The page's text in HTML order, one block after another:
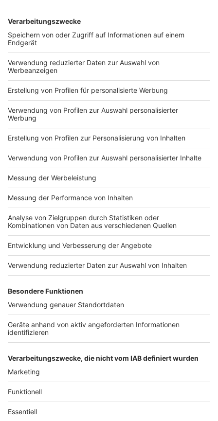
Stabil bleibt zunächst die Situation auf den
Intensivstationen der Krankenhäuser in Münster. Dort
liegen aktuell 14 Corona-Patient:innen.
Krisenstabsleiter Heuer rechnet wegen der Omikron-
Variante aber mit steigenden Aufnahmen in den
kommenden Wochen.
Anzeige
Die Zahlen vom Montag (03.01.)
Anzeige
RegistrierteNeuinfektionen
Aktuell infiziert
e Münsteraner:innen: 1.566
Gesamtzahl
Fälle: 15.440
Gesamtzahl aller genesenenPatient:innen:
An/mit Corona gestorbene
Personen: 139
Erstgemeldete Inzidenzlaut RKI: 315,7
Covid-Patient:innenin münsterschen
Krankenhäusern
Anzeige